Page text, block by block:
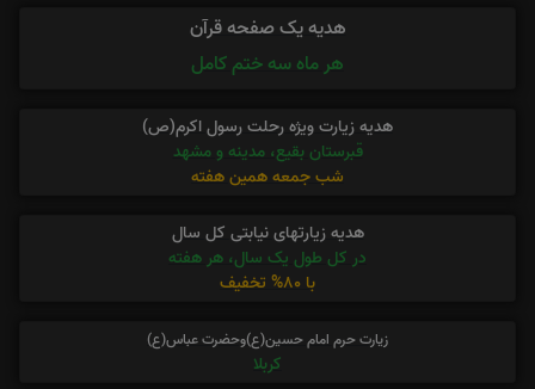
هدیه یک صفحه قرآن
هر ماه سه ختم کامل
هدیه زیارت ویژه رحلت رسول اکرم(ص)
قبرستان بقیع، مدینه و مشهد
شب جمعه همین هفته
هدیه زیارتهای نیابتی کل سال
در کل طول یک سال، هر هفته
با 80% تخفیف
زیارت حرم امام حسین(ع)وحضرت عباس(ع)
کربلا